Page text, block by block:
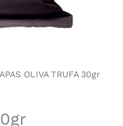
OLIVA TRUFA 30gr